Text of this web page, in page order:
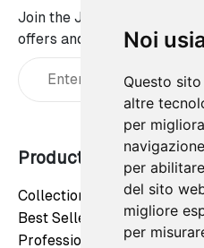
Noi
Questo
altre
per
per
del sito
migliore
per
Join the JaWalls family and
offers and news:
Products
Collections
Best Sellers
Professionals